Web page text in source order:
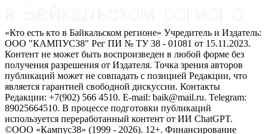
«Кто есть кто в Байкальском регионе» Учредитель и Издатель:
ООО "КАМПУС38" Рег ПИ № ТУ 38 - 01081 от 15.11.2023.
Контент не может быть воспроизведен в любой форме без
получения разрешения от Издателя. Точка зрения авторов
публикаций может не совпадать с позицией Редакции, что
является гарантией свободной дискуссии. Контакты
Редакции: +7(902) 566 4510. E-mail: baik@mail.ru. Telegram:
89025664510. В процессе подготовки публикаций
используется переработанный контент от ИИ ChatGPT.
©ООО «Кампус38» (1999 - 2026). 12+. Финансирование